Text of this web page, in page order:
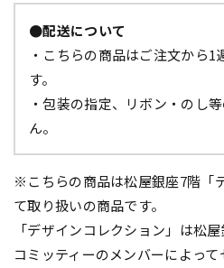
●配送について
・こちらの商品はご注文から
す。
・包装の指定、リボン・のし
ん。
※こちらの商品は松屋銀座7階「
て取り扱いの商品です。
「デザインコレクション」は松
コミッティーのメンバーによっ